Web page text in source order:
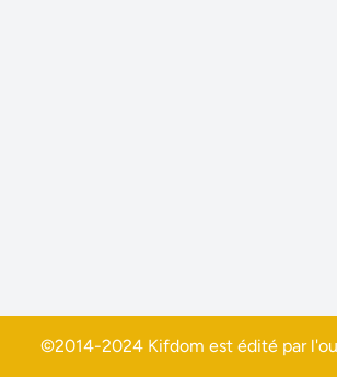
©2014-2024 Kifdom est édité par